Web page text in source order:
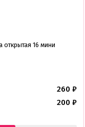
открытая 16 мини
260 ₽
200 ₽